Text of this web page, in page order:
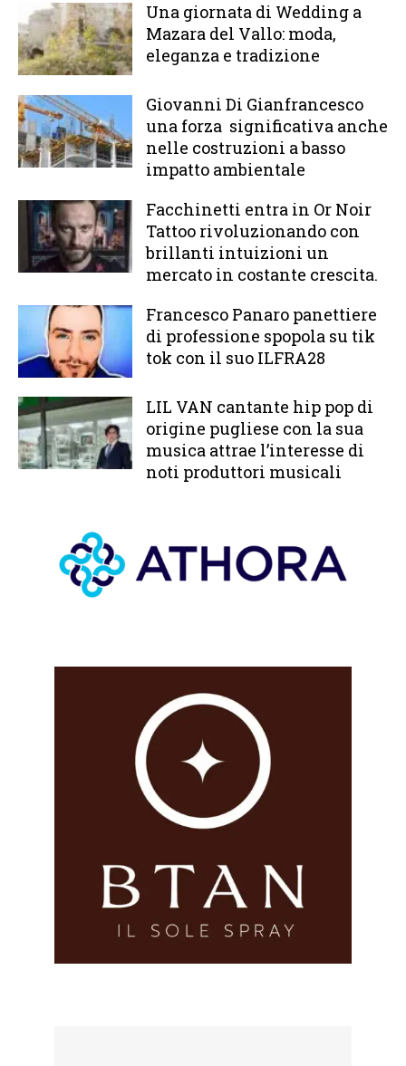
Una giornata di Wedding a
Mazara del Vallo: moda,
eleganza e tradizione
Giovanni Di Gianfrancesco
una forza significativa anche
nelle costruzioni a basso
impatto ambientale
Facchinetti entra in Or Noir
Tattoo rivoluzionando con
brillanti intuizioni un
mercato in costante crescita.
Francesco Panaro panettiere
di professione spopola su tik
tok con il suo ILFRA28
LIL VAN cantante hip pop di
origine pugliese con la sua
musica attrae l’interesse di
noti produttori musicali